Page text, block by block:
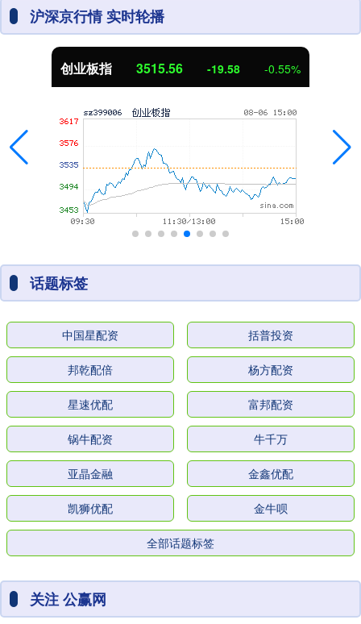
沪深京行情 实时轮播
创业板指 3515.56 -19.58 -0.55%
话题标签
中国星配资 括普投资
邦乾配倍 杨方配资
星速优配 富邦配资
锅牛配资 牛千万
亚晶金融 金鑫优配
凯狮优配 金牛呗
全部话题标签
关注 公赢网